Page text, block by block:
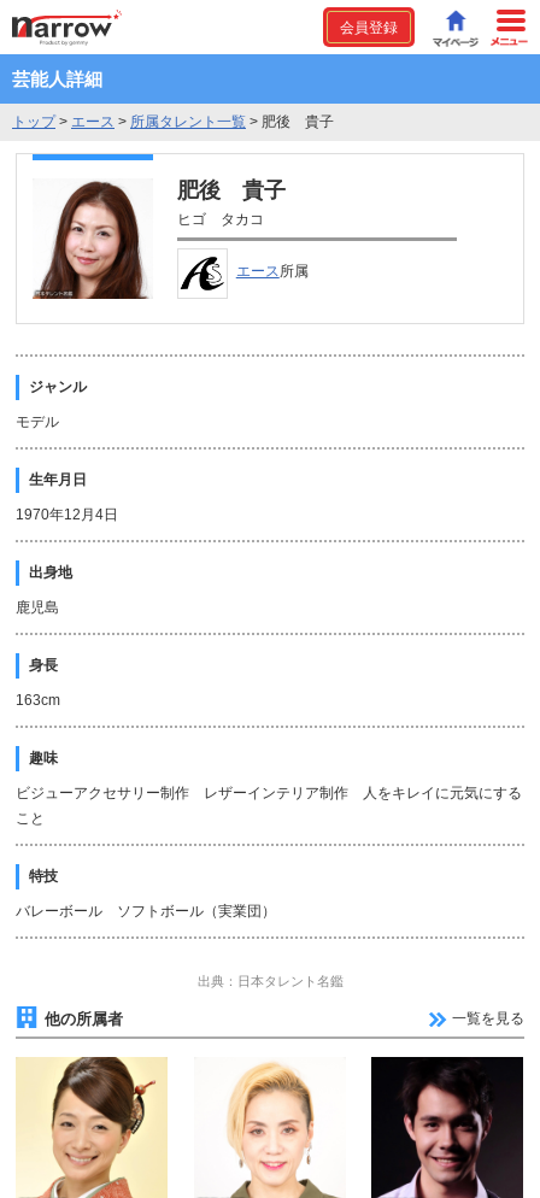
会員登録
芸能人詳細
トップ> エース > 所属タレント一覧 > 肥後 貴子
肥後 貴子
ヒゴ タカコ
エース所属
ジャンル
モデル
生年月日
1970年12月4日
出身地
鹿児島
身長
163cm
趣味
ビジューアクセサリー制作 レザーインテリア制作 人をキレイに元気にする
こと
特技
バレーボール ソフトボール（実業団）
出典：日本タレント名鑑
他の所属者 一覧を見る